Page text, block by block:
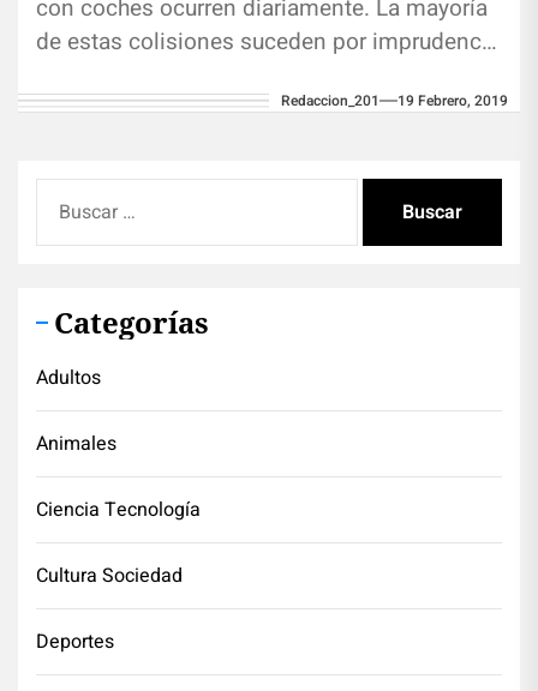
con coches ocurren diariamente. La mayoría
de estas colisiones suceden por imprudencia
Redaccion_201 19 Febrero, 2019
Categorías
Adultos
Animales
Ciencia Tecnología
Cultura Sociedad
Deportes